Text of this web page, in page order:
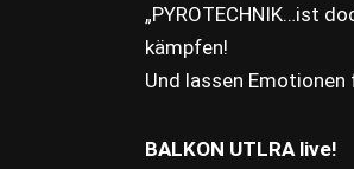
„PYROTECHNIK…ist
kämpfen!
Und lassen Emotionen
BALKON UTLRA live!